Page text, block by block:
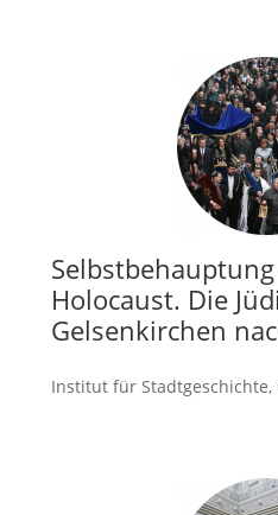
Holocaust. Die
Gelsenkirchen
Institut für Stadtgeschichte,